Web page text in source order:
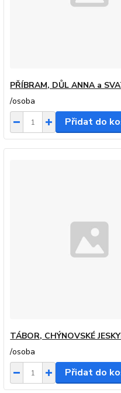
PŘÍBRAM, DŮL ANNA a
/osoba
Přidat do
TÁBOR, CHÝNOVSKÉ
/osoba
Přidat do